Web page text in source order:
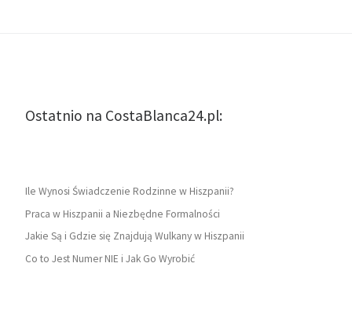
Ostatnio na CostaBlanca24.pl:
Ile Wynosi Świadczenie Rodzinne w Hiszpanii?
Praca w Hiszpanii a Niezbędne Formalności
Jakie Są i Gdzie się Znajdują Wulkany w Hiszpanii
Co to Jest Numer NIE i Jak Go Wyrobić